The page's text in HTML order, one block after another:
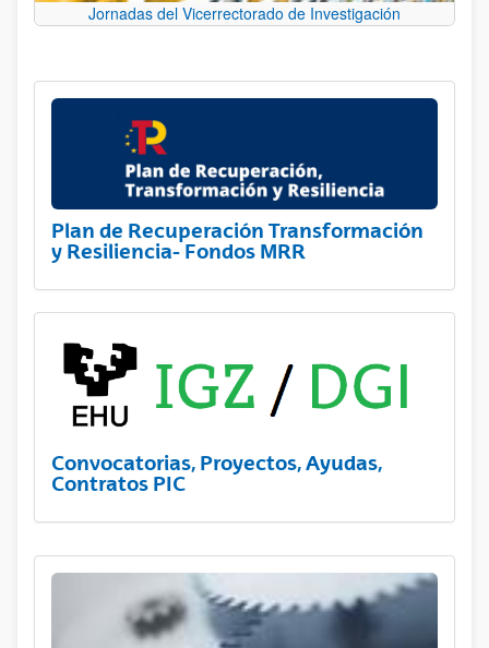
Jornadas del Vicerrectorado de Investigación
Plan de Recuperación Transformación
y Resiliencia- Fondos MRR
Convocatorias, Proyectos, Ayudas,
Contratos PIC